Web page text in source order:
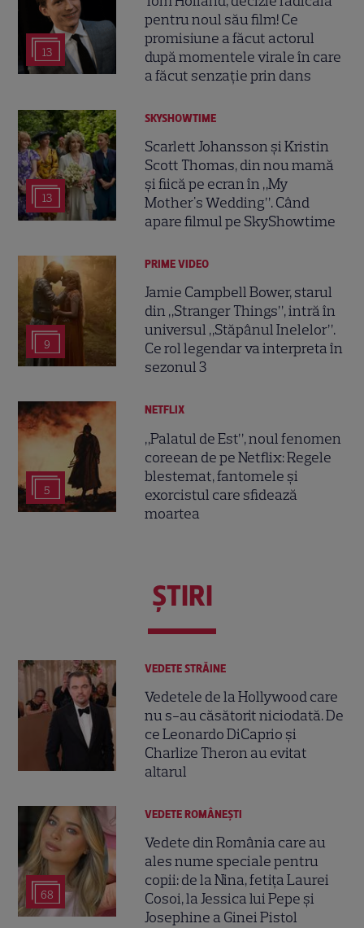
13
pentru noul său film! Ce
promisiune a făcut actorul
după momentele virale în care
a făcut senzație prin dans
13
SKYSHOWTIME
Scarlett Johansson și Kristin
Scott Thomas, din nou mamă
și fiică pe ecran în „My
Mother's Wedding”. Când
apare filmul pe SkyShowtime
9
PRIME VIDEO
Jamie Campbell Bower, starul
din „Stranger Things”, intră în
universul „Stăpânul Inelelor”.
Ce rol legendar va interpreta în
sezonul 3
5
NETFLIX
„Palatul de Est”, noul fenomen
coreean de pe Netflix: Regele
blestemat, fantomele și
exorcistul care sfidează
moartea
ŞTIRI
VEDETE STRĂINE
Vedetele de la Hollywood care
nu s-au căsătorit niciodată. De
ce Leonardo DiCaprio și
Charlize Theron au evitat
altarul
68
VEDETE ROMÂNEŞTI
Vedete din România care au
ales nume speciale pentru
copii: de la Nina, fetița Laurei
Cosoi, la Jessica lui Pepe și
Josephine a Ginei Pistol